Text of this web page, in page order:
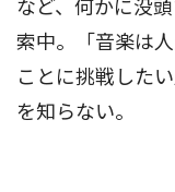
など、何かに没
索中。「音楽は
ことに挑戦した
を知らない。